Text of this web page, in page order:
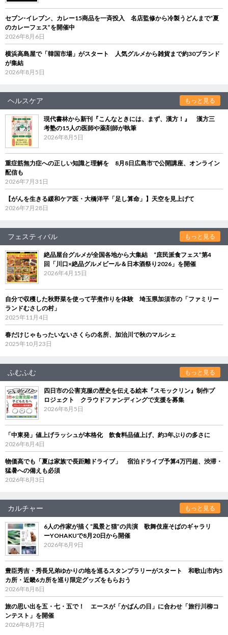
セブン‐イレブン、カレー15商品を一斉投入 名店監修から冷製うどんまで“夏
のカレーフェス”を開催中
2026年8月6日
横浜高島屋で「韓国市場」がスタート 人気グルメから雑貨まで約30ブランド
が集結
2026年8月5日
ヘルスケア もっと見る
現代書林から新刊『こんなときには、まず、漢方！』 漢方三
考塾の15人の医師や薬剤師が執筆
2026年8月5日
重症筋無力症への正しい知識と理解を 8月8日広島市で公開講座、オンライン
配信も
2026年7月31日
【がんを生きる緩和ケア医・大橋洋平「足し算命」】天空を見上げて
2026年7月28日
フェスティバル もっと見る
絶品屋台グルメが全国各地から大集結 “庶民派食フェス”第4
回「川口×絶品グルメビール＆日本酒祭り2026」を開催
2026年4月15日
自分で収穫した秋野菜を使って芋煮作りを体験 埼玉県加須市の「ファミリー
ランドむさしの村」
2025年11月4日
春だけじゃもったいないさくらの名所、加治川で秋のマルシェ
2025年10月23日
ふむふむ もっと見る
四日市の公害克服の歴史を伝える絵本『スモックリン』制作プ
ロジェクト クラウドファンディングで支援を募集
2026年8月5日
「中東発」値上げラッシュが本格化 飲食料品値上げ、約3年ぶりの多さに
2026年8月4日
物価高でも「夏は家族で長距離ドライブ」 宿泊ドライブ予算4万円超、渋滞・
猛暑への備えも必須
2026年8月3日
カルチャー もっと見る
6人の作家が描く“風景と猫”の共演 歌舞伎座そばのギャラリ
ーYOHAKUで8月20日から開催
2026年8月9日
豊臣秀吉・秀長兄弟ゆかりの地を巡るスタンプラリーがスタート 和歌山市内5
カ所・近畿6カ所を巡り限定グッズをもらおう
2026年8月8日
旅の思い出を五・七・五で！ エースが「かばんの日」に合わせ「旅行川柳コ
ンテスト」を開催
2026年8月7日